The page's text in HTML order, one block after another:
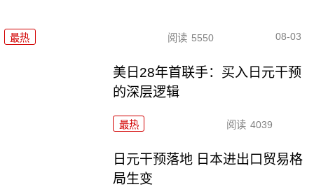
最热 阅读 5550 08-03
美日28年首联手：买入日元干预
的深层逻辑
最热 阅读 4039
日元干预落地 日本进出口贸易格
局生变